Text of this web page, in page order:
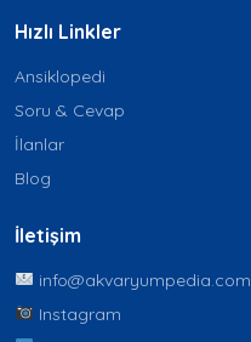
Hızlı Linkler
Ansiklopedi
Soru & Cevap
İlanlar
Blog
İletişim
info@akvaryumpedia.com
Instagram